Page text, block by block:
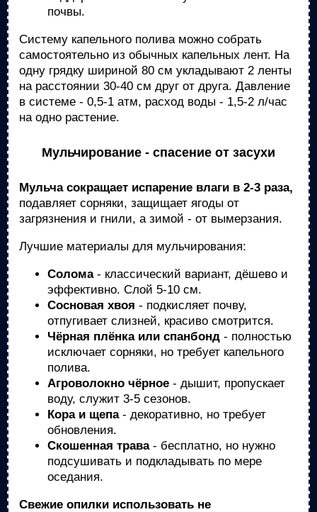
почвы.
Систему капельного полива можно собрать
самостоятельно из обычных капельных лент. На
одну грядку шириной 80 см укладывают 2 ленты
на расстоянии 30-40 см друг от друга. Давление
в системе - 0,5-1 атм, расход воды - 1,5-2 л/час
на одно растение.
Мульчирование - спасение от засухи
Мульча сокращает испарение влаги в 2-3 раза,
подавляет сорняки, защищает ягоды от
загрязнения и гнили, а зимой - от вымерзания.
Лучшие материалы для мульчирования:
Солома- классический вариант, дёшево и
эффективно. Слой 5-10 см.
Сосновая хвоя - подкисляет почву,
отпугивает слизней, красиво смотрится.
Чёрная плёнка или спанбонд - полностью
исключает сорняки, но требует капельного
полива.
Агроволокно чёрное - дышит, пропускает
воду, служит 3-5 сезонов.
Кора и щепа- декоративно, но требует
обновления.
Скошенная трава- бесплатно, но нужно
подсушивать и подкладывать по мере
оседания.
Свежие опилки использовать не